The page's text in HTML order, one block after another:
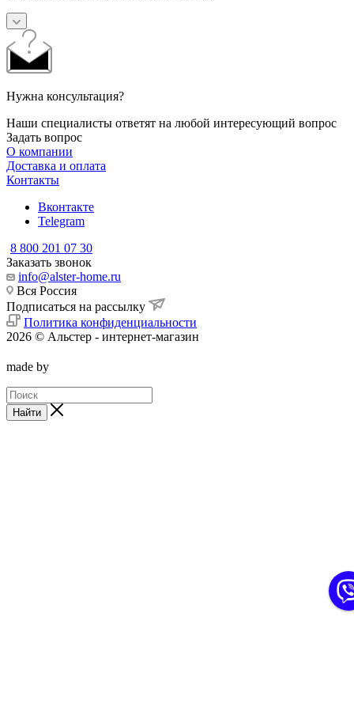
Нужна консультация?
Наши специалисты ответят на любой интересующий вопрос
Задать вопрос
О компании
Доставка и оплата
Контакты
Вконтакте
Telegram
8 800 201 07 30
Заказать звонок
info@alster-home.ru
Вся Россия
Подписаться на рассылку
Политика конфиденциальности
2026 © Альстер - интернет-магазин
made by
Найти